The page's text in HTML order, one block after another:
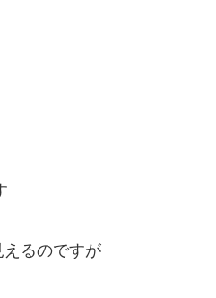
るのですが